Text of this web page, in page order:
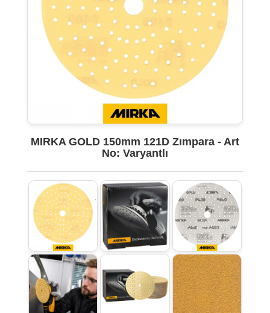
MIRKA GOLD 150mm 121D Zımpara - Art
No: Varyantlı